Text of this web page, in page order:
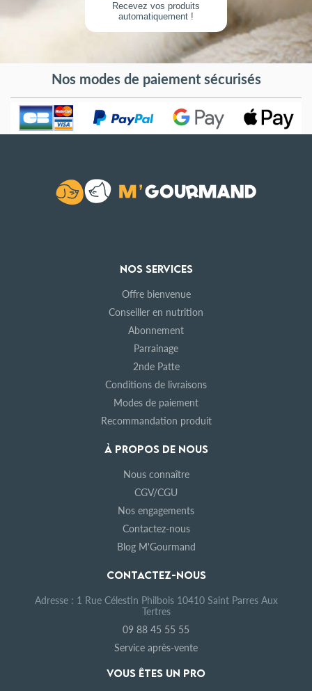
Recevez vos produits
automatiquement !
Nos modes de paiement sécurisés
NOS SERVICES
Offre bienvenue
Conseiller en nutrition
Abonnement
Parrainage
2nde Patte
Conditions de livraisons
Modes de paiement
Recommandation produit
À PROPOS DE NOUS
Nous connaître
CGV/CGU
Nos engagements
Contactez-nous
Blog M'Gourmand
CONTACTEZ-NOUS
Adresse : 1 Rue Célestin Philbois 10410 Saint Parres Aux
Tertres
09 88 45 55 55
Service après-vente
VOUS ÊTES UN PRO